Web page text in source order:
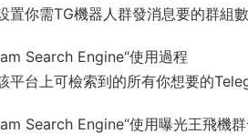
你需TG機器人群發消息要的群組數
Search Engine“使用過程
平台上可檢索到的所有你想要的
Search Engine“使用曝光王飛機